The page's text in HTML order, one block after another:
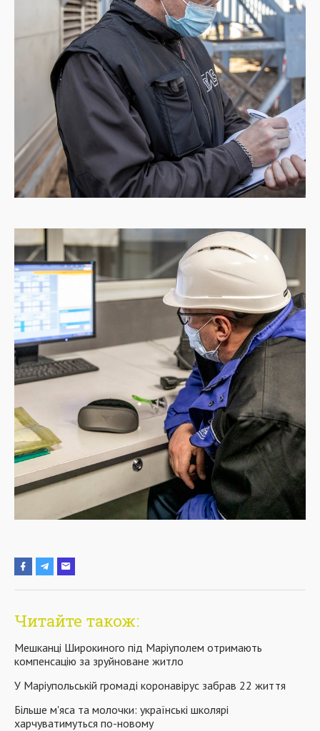
Читайте також:
Мешканці Широкиного під Маріуполем отримають
компенсацію за зруйноване житло
У Маріупольській громаді коронавірус забрав 22 життя
Більше м'яса та молочки: українські школярі
харчуватимуться по-новому